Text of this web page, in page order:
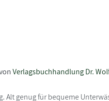
Verlagsbuchhandlung Dr.
Alt genug für bequeme